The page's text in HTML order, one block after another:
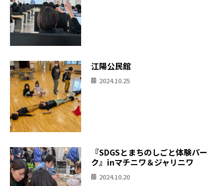
江陽公民館
2024.10.25
『SDGSとまちのしごと体験パー
ク』inマチニワ＆ジャリニワ
2024.10.20